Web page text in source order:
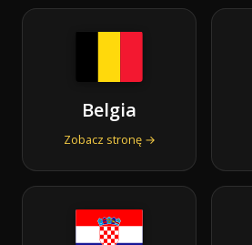
Belgia
Zobacz stronę →